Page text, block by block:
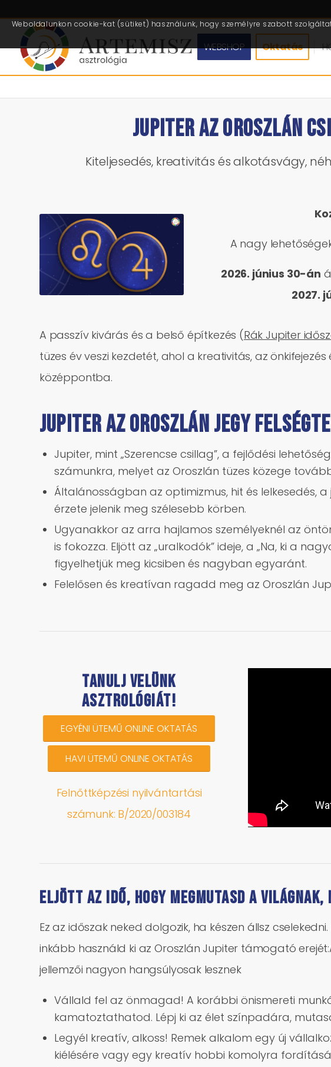
WEBSHOP Oktatás
JUPITER AZ OROSZLÁN
Kiteljesedés, kreativitás és alkotásvágy,
A nagy
2026. június 30-án
2027.
A passzív kivárás és a belső építkezés (Rák Jupiter
tüzes év veszi kezdetét, ahol a kreativitás, az
középpontba.
JUPITER AZ OROSZLÁN JEGY
Jupiter, mint „Szerencse csillag”, a fejlődési
számunkra, melyet az Oroszlán tüzes közege
Általánosságban az optimizmus, hit és lelkesedés,
érzete jelenik meg szélesebb körben.
Ugyanakkor az arra hajlamos személyeknél az
is fokozza. Eljött az „uralkodók” ideje, a „Na, ki a
figyelhetjük meg kicsiben és nagyban egyaránt.
Felelősen és kreatívan ragadd meg az Oroszlán
Tanulj velünk
asztrológiát!
EGYÉNI ÜTEMŰ ONLINE OKTATÁS
HAVI ÜTEMŰ ONLINE OKTATÁS
Felnőttképzési nyilvántartási
számunk: B/2020/003184
Eljött az idő, hogy megmutasd a világnak,
Ez az időszak neked dolgozik, ha készen állsz
inkább használd ki az Oroszlán Jupiter támogató
jellemzői nagyon hangsúlyosak lesznek
Vállald fel az önmagad! A korábbi önismereti
kamatoztathatod. Lépj ki az élet színpadára,
Legyél kreatív, alkoss! Remek alkalom egy új
kiélésére vagy egy kreatív hobbi komolyra
Weboldalunkon cookie-kat (sütiket) használunk, hogy személyre szabott